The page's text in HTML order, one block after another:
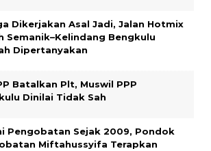
Dikerjakan Asal Jadi, Jalan Hotmix
Semanik–Kelindang Bengkulu
Dipertanyakan
Batalkan Plt, Muswil PPP
Dinilai Tidak Sah
Pengobatan Sejak 2009, Pondok
Miftahussyifa Terapkan